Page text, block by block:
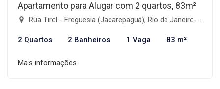
Apartamento para Alugar com 2 quartos, 83m²
Rua Tirol - Freguesia (Jacarepaguá), Rio de Janeiro-RJ
2 Quartos 2 Banheiros 1 Vaga 83 m²
Mais informações